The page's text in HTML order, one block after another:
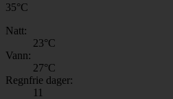
35°C
Natt:
23°C
Vann:
27°C
Regnfrie dager:
11